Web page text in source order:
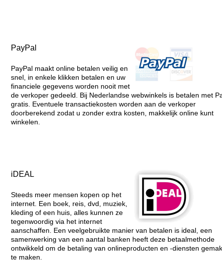
PayPal
PayPal maakt online betalen veilig en
snel, in enkele klikken betalen en uw
financiele gegevens worden nooit met
de verkoper gedeeld. Bij Nederlandse webwinkels is betalen met
gratis. Eventuele transactiekosten worden aan de verkoper
doorberekend zodat u zonder extra kosten, makkelijk online kunt
winkelen.
iDEAL
Steeds meer mensen kopen op het
internet. Een boek, reis, dvd, muziek,
kleding of een huis, alles kunnen ze
tegenwoordig via het internet
aanschaffen. Een veelgebruikte manier van betalen is ideal, een
samenwerking van een aantal banken heeft deze betaalmethode
ontwikkeld om de betaling van onlineproducten en -diensten
te maken.